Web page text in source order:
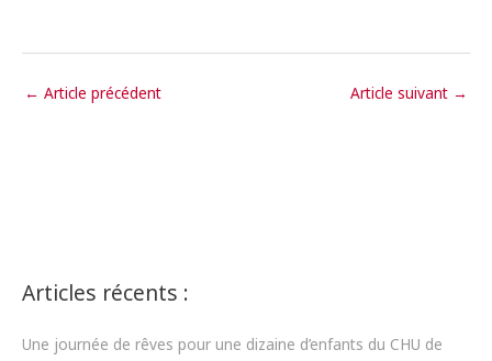
← Article précédent Article suivant →
Articles récents :
Une journée de rêves pour une dizaine d’enfants du CHU de